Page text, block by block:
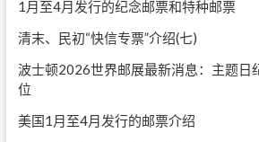
1月至4月发行的纪念邮票和特种邮票
清末、民初“快信专票”介绍(七)
波士顿2026世界邮展最新消息：主题日
位
美国1月至4月发行的邮票介绍